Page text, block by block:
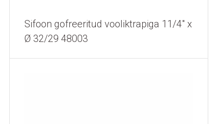
Sifoon gofreeritud vooliktrapiga 11/4" x
Ø 32/29 48003